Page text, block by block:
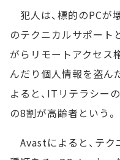
犯人は、標的のPCが
のテクニカルサポート
がらリモートアクセス
んだり個人情報を盗ん
よると、ITリテラシー
の8割が高齢者という。
Avastによると、テ